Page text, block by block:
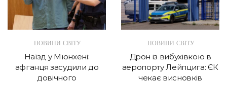
НОВИНИ СВІТУ
Наїзд у Мюнхені:
афганця засудили до
довічного
НОВИНИ СВІТУ
Дрон із вибухівкою в
аеропорту Лейпцига: ЄК
чекає висновків